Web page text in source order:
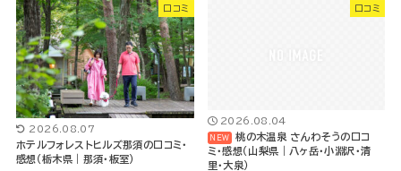
口コミ
2026.08.07
ホテルフォレストヒルズ那須の口コミ・
感想（栃木県｜那須・板室）
口コミ
2026.08.04
桃の木温泉 さんわそうの口コ
ミ・感想（山梨県｜八ヶ岳・小淵沢・清
里・大泉）